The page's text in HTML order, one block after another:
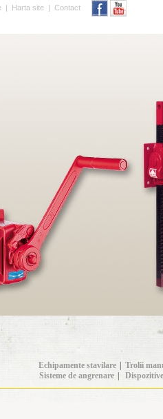
| Harta site | Contact
Echipamente stavilare Trolii
Sisteme de angrenare